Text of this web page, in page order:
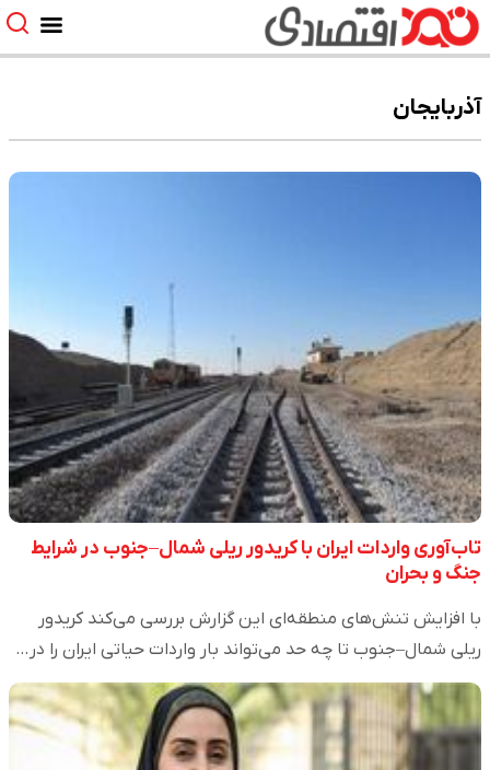
آذربایجان
تاب‌آوری واردات ایران با کریدور ریلی شمال–جنوب در شرایط
جنگ و بحران
با افزایش تنش‌های منطقه‌ای این گزارش بررسی می‌کند کریدور
ریلی شمال–جنوب تا چه حد می‌تواند بار واردات حیاتی ایران را در…